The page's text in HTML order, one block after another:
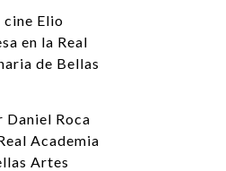
Elio
en la Real
de Bellas
Daniel Roca
Academia
Artes